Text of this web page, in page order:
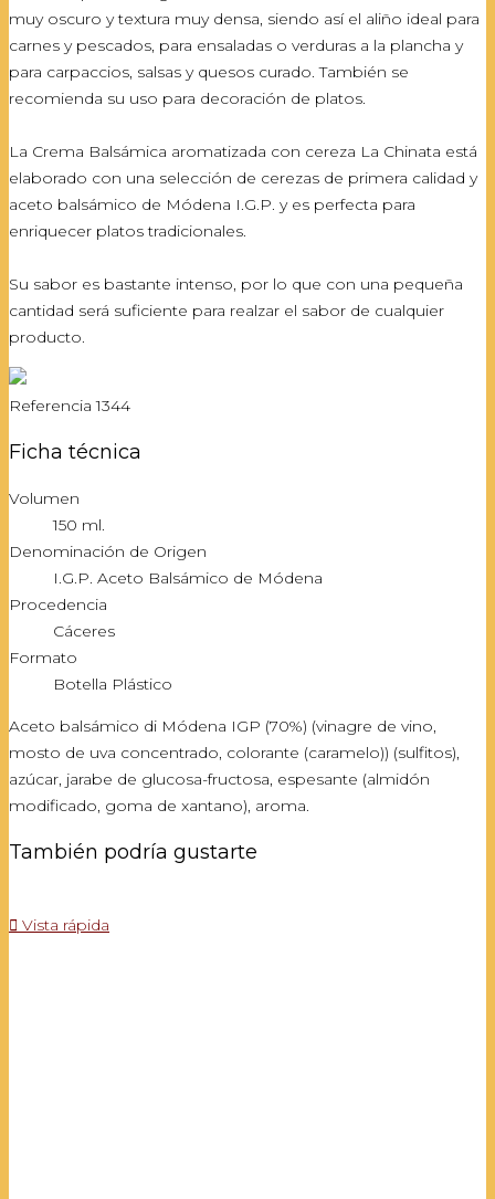
muy oscuro y textura muy densa, siendo así el aliño ideal para
carnes y pescados, para ensaladas o verduras a la plancha y
para carpaccios, salsas y quesos curado. También se
recomienda su uso para decoración de platos.
La Crema Balsámica aromatizada con cereza La Chinata está
elaborado con una selección de cerezas de primera calidad y
aceto balsámico de Módena I.G.P. y es perfecta para
enriquecer platos tradicionales.
Su sabor es bastante intenso, por lo que con una pequeña
cantidad será suficiente para realzar el sabor de cualquier
producto.
Referencia1344
Ficha técnica
Volumen
150 ml.
Denominación de Origen
I.G.P. Aceto Balsámico de Módena
Procedencia
Cáceres
Formato
Botella Plástico
Aceto balsámico di Módena IGP (70%) (vinagre de vino,
mosto de uva concentrado, colorante (caramelo)) (sulfitos),
azúcar, jarabe de glucosa-fructosa, espesante (almidón
modificado, goma de xantano), aroma.
También podría gustarte
 Vista rápida